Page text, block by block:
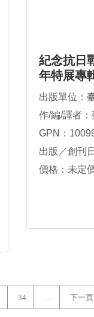
紀念抗日
年特展專
出版單位：
作/編/譯者
GPN：
出版／創刊
價格：未定
34 下一頁